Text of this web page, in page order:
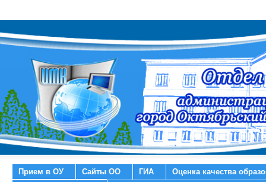
Прием в ОУ Сайты ОО ГИА
Оценка качества